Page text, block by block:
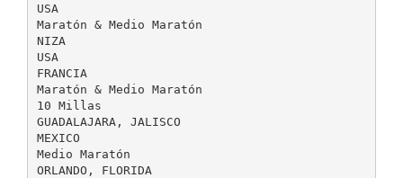
USA
Maratón & Medio Maratón
NIZA
USA
FRANCIA
Maratón & Medio Maratón
10 Millas
GUADALAJARA, JALISCO
MEXICO
Medio Maratón
ORLANDO, FLORIDA